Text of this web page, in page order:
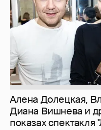
Алена Долецкая,
Диана Вишнева и
показах спектакля